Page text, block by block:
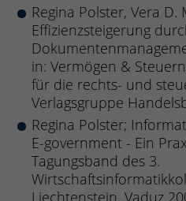
Regina Polster, Vera D.
Effizienzsteigerung
in: Vermögen &
für die rechts- und
Verlagsgruppe
Regina Polster;
E-government - Ein
Tagungsband des 3.
Liechtenstein, Vaduz